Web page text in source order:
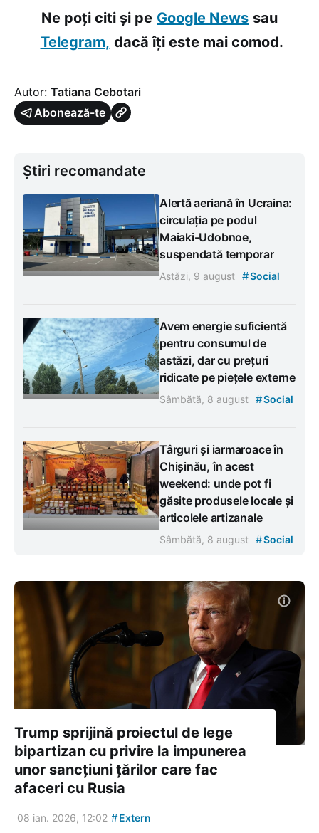
Ne poți citi și pe Google News sau
Telegram, dacă îți este mai comod.
Autor: Tatiana Cebotari
Abonează-te
Știri recomandate
Alertă aeriană în Ucraina:
circulația pe podul
Maiaki-Udobnoe,
suspendată temporar
Astăzi, 9 august #Social
Avem energie suficientă
pentru consumul de
astăzi, dar cu prețuri
ridicate pe piețele externe
Sâmbătă, 8 august #Social
Târguri și iarmaroace în
Chișinău, în acest
weekend: unde pot fi
găsite produsele locale și
articolele artizanale
Sâmbătă, 8 august #Social
Trump sprijină proiectul de lege
bipartizan cu privire la impunerea
unor sancțiuni țărilor care fac
afaceri cu Rusia
08 ian. 2026, 12:02 #Extern